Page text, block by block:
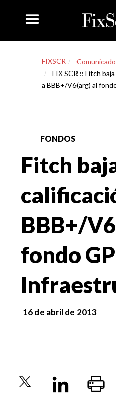
FIXSCR
FIX SCR :: Fitch
a BBB+/V6(arg) al
FONDOS
Fitch
BBB+/
fondo
16 de abril de 2013